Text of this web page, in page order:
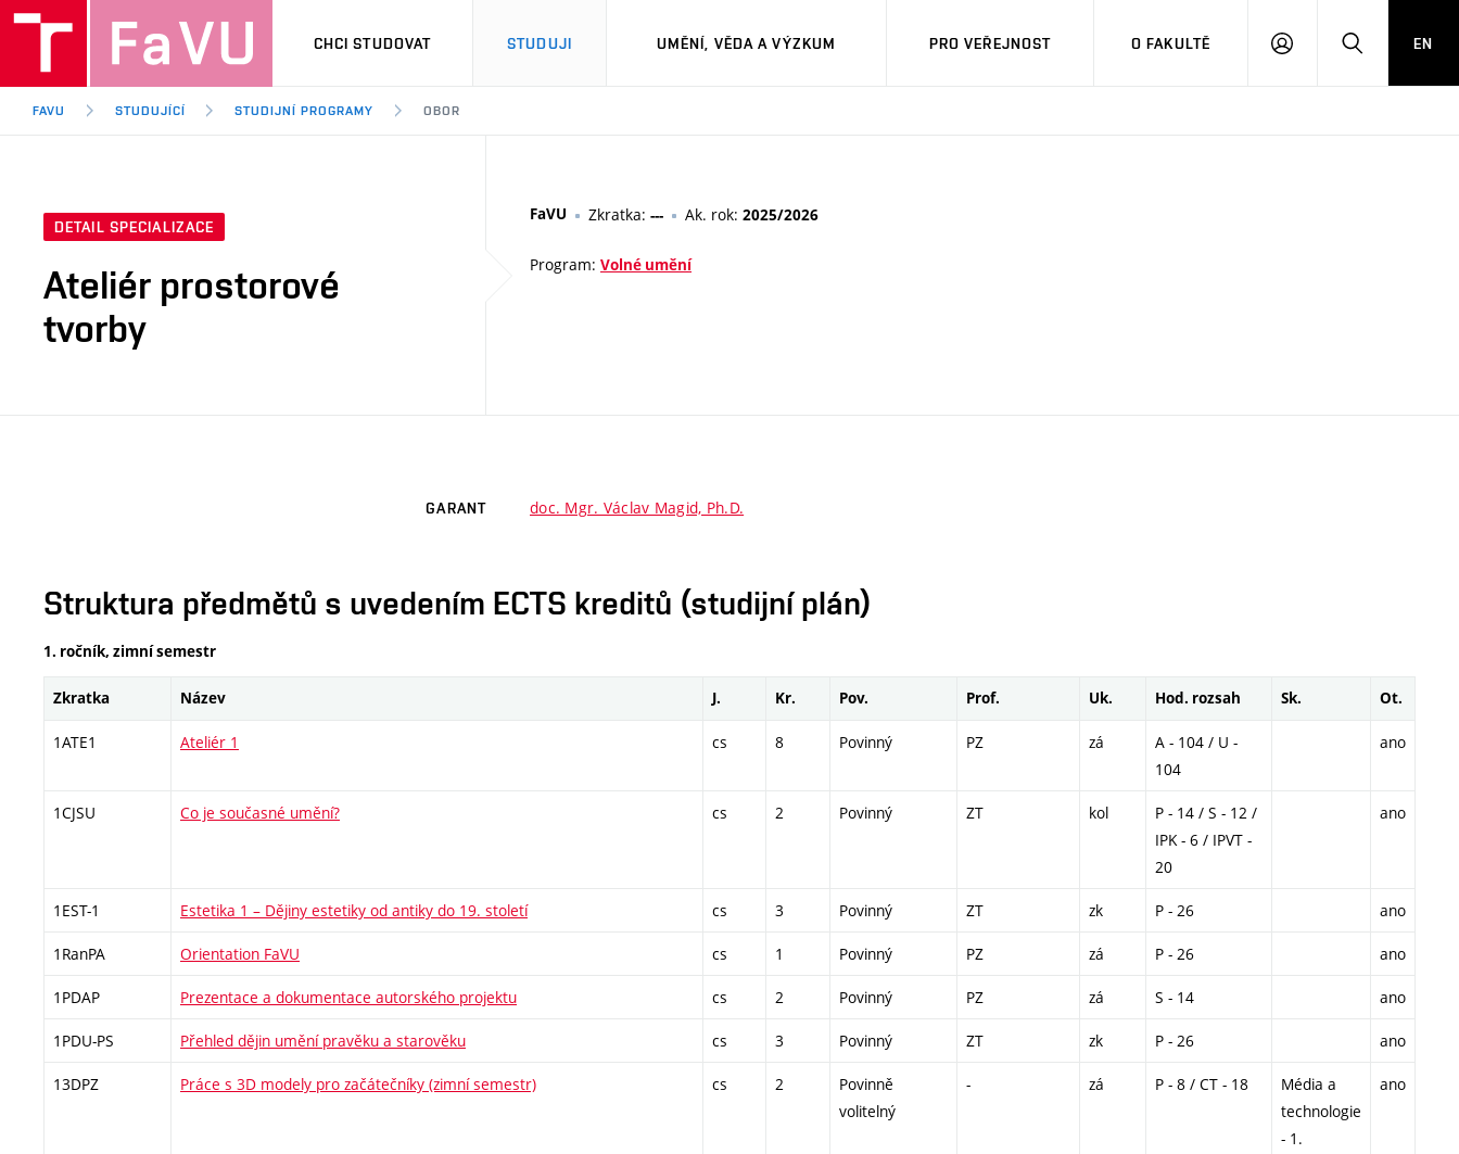
CHCI STUDOVAT STUDUJI UMĚNÍ, VĚDA A VÝZKUM PRO VEŘEJNOST O FAKULTĚ
PŘIHLÁSITHLEDAT
EN
FAVU STUDUJÍCÍ STUDIJNÍ PROGRAMY OBOR
DETAIL SPECIALIZACE
Ateliér prostorové
tvorby
FaVU Zkratka: --- Ak. rok: 2025/2026
Program: Volné umění
GARANT doc. Mgr. Václav Magid, Ph.D.
Struktura předmětů s uvedením ECTS kreditů (studijní plán)
1. ročník, zimní semestr
Zkratka Název J. Kr. Pov. Prof. Uk. Hod. rozsah Sk. Ot.
1ATE1 Ateliér 1 cs 8 Povinný PZ zá
A - 104 / U -
104
ano
1CJSU Co je současné umění? cs 2 Povinný ZT kol
P - 14 / S - 12 /
IPK - 6 / IPVT -
20
ano
1EST-1 Estetika 1 – Dějiny estetiky od antiky do 19. století cs 3 Povinný ZT zk P - 26 ano
1RanPA Orientation FaVU cs 1 Povinný PZ zá P - 26 ano
1PDAP Prezentace a dokumentace autorského projektu cs 2 Povinný PZ zá S - 14 ano
1PDU-PS Přehled dějin umění pravěku a starověku cs 3 Povinný ZT zk P - 26 ano
13DPZ Práce s 3D modely pro začátečníky (zimní semestr) cs 2
Povinně
volitelný
- zá P - 8 / CT - 18
Média a
technologie
- 1.
ano